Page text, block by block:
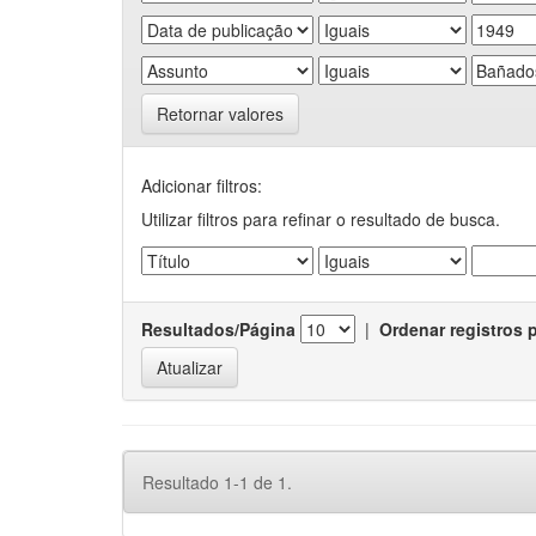
Retornar valores
Adicionar filtros:
Utilizar filtros para refinar o resultado de busca.
Resultados/Página | Ordenar registros
Resultado 1-1 de 1.